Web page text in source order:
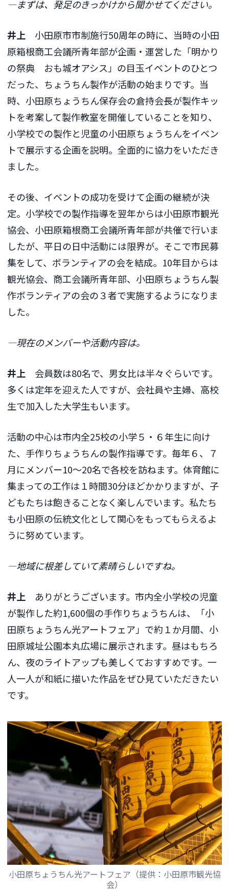
―まずは、発足のきっかけから聞かせてください。
井上 小田原市市制施行50周年の時に、当時の小田
原箱根商工会議所青年部が企画・運営した「明かり
の祭典 おも城オアシス」の目玉イベントのひとつ
だった、ちょうちん製作が活動の始まりです。当
時、小田原ちょうちん保存会の倉持会長が製作キッ
トを考案して製作教室を開催していることを知り、
小学校での製作と児童の小田原ちょうちんをイベン
トで展示する企画を説明。全面的に協力をいただき
ました。
その後、イベントの成功を受けて企画の継続が決
定。小学校での製作指導を翌年からは小田原市観光
協会、小田原箱根商工会議所青年部が共催で行いま
したが、平日の日中活動には限界が。そこで市民募
集をして、ボランティアの会を結成。10年目からは
観光協会、商工会議所青年部、小田原ちょうちん製
作ボランティアの会の３者で実施するようになりま
した。
―現在のメンバーや活動内容は。
井上 会員数は80名で、男女比は半々ぐらいです。
多くは定年を迎えた人ですが、会社員や主婦、高校
生で加入した大学生もいます。
活動の中心は市内全25校の小学５・６年生に向け
た、手作りちょうちんの製作指導です。毎年６、７
月にメンバー10～20名で各校を訪ねます。体育館に
集まっての工作は１時間30分ほどかかりますが、子
どもたちは飽きることなく楽しんでいます。私たち
も小田原の伝統文化として関心をもってもらえるよ
うに努めています。
―地域に根差していて素晴らしいですね。
井上 ありがとうございます。市内全小学校の児童
が製作した約1,600個の手作りちょうちんは、「小
田原ちょうちん光アートフェア」で約１か月間、小
田原城址公園本丸広場に展示されます。昼はもちろ
ん、夜のライトアップも美しくておすすめです。一
人一人が和紙に描いた作品をぜひ見ていただきたい
です。
小田原ちょうちん光アートフェア（提供：小田原市観光協
会）